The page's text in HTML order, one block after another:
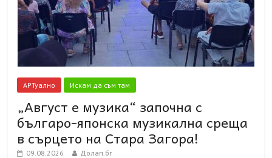
АРТуално Искам да съм там
„Август е музика“ започна с
българо-японска музикална среща
в сърцето на Стара Загора!
09.08.2026 Долап.бг